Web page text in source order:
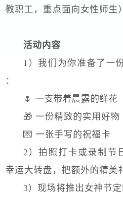
教职工，重点面向女性师生）
活动内容
1）我们为你准备了一
：
🌷 一支带着晨露的鲜花
🎁 一份精致的实用好物
💌 一张手写的祝福卡
2）拍照打卡或录制节
幸运大转盘，把额外的精美
3）现场将推出女神节定